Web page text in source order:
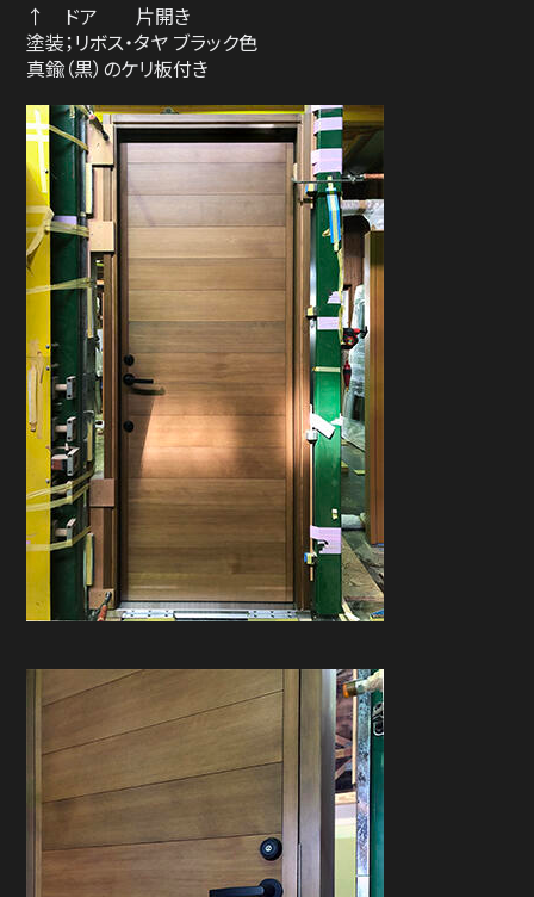
↑ ドア 片開き
塗装；リボス・タヤ ブラック色
真鍮（黒）のケリ板付き